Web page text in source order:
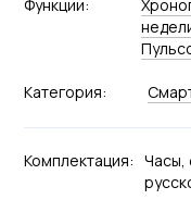
Функции:
Категория:
Комплектация: Часы,